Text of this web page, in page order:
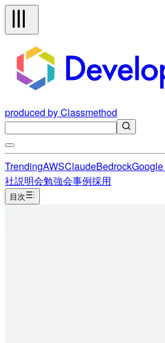
produced by Classmethod
TrendingAWSClaudeBedrock
社説明会勉強会事例採用
目次